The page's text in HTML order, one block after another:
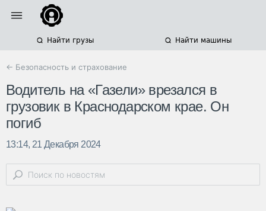
Найти грузы Найти машины
← Безопасность и страхование
Водитель на «Газели» врезался в
грузовик в Краснодарском крае. Он
погиб
13:14, 21 Декабря 2024